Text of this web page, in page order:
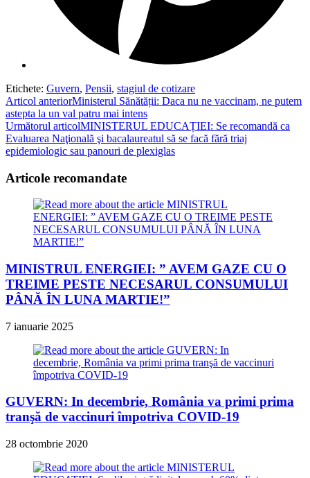
Etichete: Guvern, Pensii, stagiul de cotizare
Read
more
articles
Articol anteriorMinisterul Sănătății: Daca nu ne vaccinam, ne putem
astepta la un val patru mai intens
Următorul articolMINISTERUL EDUCAȚIEI: Se recomandă ca
Evaluarea Naţională şi bacalaureatul să se facă fără triaj
epidemiologic sau panouri de plexiglas
Articole recomandate
MINISTRUL ENERGIEI: ” AVEM GAZE CU O
TREIME PESTE NECESARUL CONSUMULUI
PÂNĂ ÎN LUNA MARTIE!”
7 ianuarie 2025
GUVERN: In decembrie, România va primi prima
tranşă de vaccinuri împotriva COVID-19
28 octombrie 2020